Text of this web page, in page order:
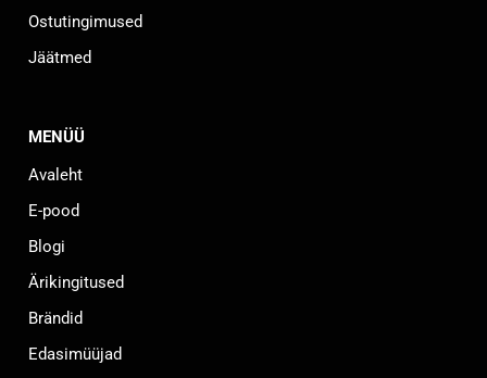
Ostutingimused
Jäätmed
MENÜÜ
Avaleht
E-pood
Blogi
Ärikingitused
Brändid
Edasimüüjad